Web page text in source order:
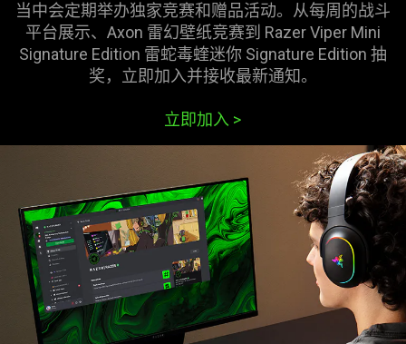
当中会定期举办独家竞赛和赠品活动。从每周的战斗
平台展示、Axon 雷幻壁纸竞赛到 Razer Viper Mini
Signature Edition 雷蛇毒蝰迷你 Signature Edition 抽
奖，立即加入并接收最新通知。
立即加入 >